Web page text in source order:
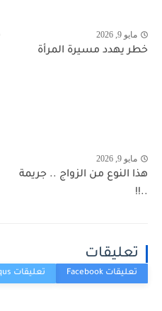
مايو 9, 2026
خطر يهدد مسيرة المرأة
مايو 9, 2026
هذا النوع من الزواج .. جريمة
..!!
تعليقات